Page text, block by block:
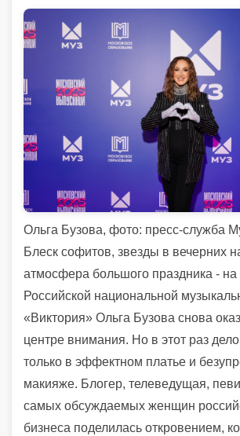
Ольга Бузова, фото: пресс-служба
Блеск софитов, звезды в вечерних
атмосфера большого праздника -
Российской национальной
«Виктория» Ольга Бузова снова
центре внимания. Но в этот раз
только в эффектном платье и
макияже. Блогер, телеведущая,
самых обсуждаемых женщин
бизнеса поделилась откровением,